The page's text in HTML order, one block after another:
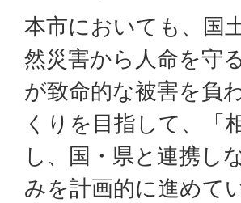
本市においても、国
然災害から人命を守
が致命的な被害を負
くりを目指して、「
し、国・県と連携し
みを計画的に進めて